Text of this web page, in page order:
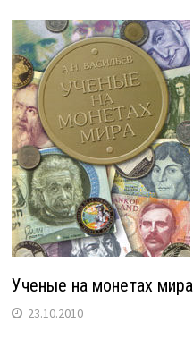
Ученые на монетах мира
23.10.2010